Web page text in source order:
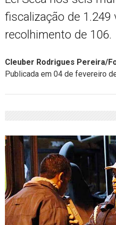
fiscalização de 1.249
recolhimento de 106.
Cleuber Rodrigues Pereira/
Publicada em 04 de fevereiro